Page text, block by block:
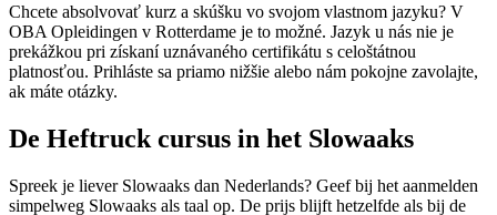
Chcete absolvovať kurz a skúšku vo svojom vlastnom jazyku? V
OBA Opleidingen v Rotterdame je to možné. Jazyk u nás nie je
prekážkou pri získaní uznávaného certifikátu s celoštátnou
platnosťou. Prihláste sa priamo nižšie alebo nám pokojne zavolajte,
ak máte otázky.
De Heftruck cursus in het Slowaaks
Spreek je liever Slowaaks dan Nederlands? Geef bij het aanmelden
simpelweg Slowaaks als taal op. De prijs blijft hetzelfde als bij de